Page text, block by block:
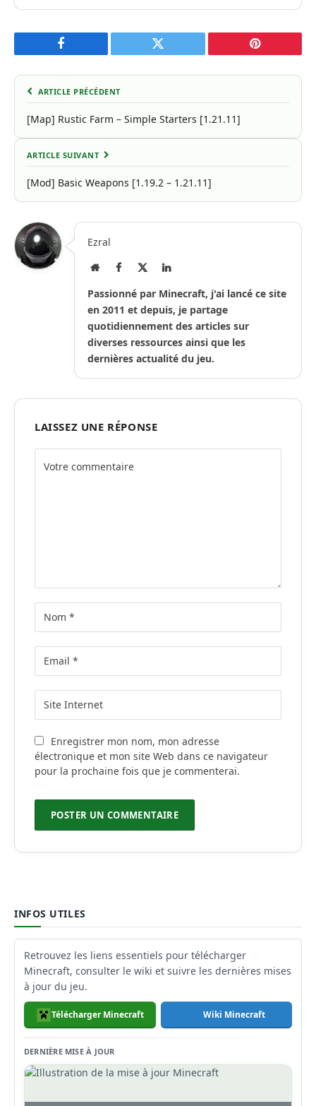
Facebook Twitter Pinterest
ARTICLE PRÉCÉDENT
[Map] Rustic Farm – Simple Starters [1.21.11]
ARTICLE SUIVANT
[Mod] Basic Weapons [1.19.2 – 1.21.11]
Ezral
Site
Facebook
X
LinkedIn
Passionné par Minecraft, j'ai lancé ce site
en 2011 et depuis, je partage
quotidiennement des articles sur
diverses ressources ainsi que les
dernières actualité du jeu.
LAISSEZ UNE RÉPONSE
Enregistrer mon nom, mon adresse
électronique et mon site Web dans ce navigateur
pour la prochaine fois que je commenterai.
INFOS UTILES
Retrouvez les liens essentiels pour télécharger
Minecraft, consulter le wiki et suivre les dernières mises
à jour du jeu.
Télécharger Minecraft Wiki Minecraft
DERNIÈRE MISE À JOUR